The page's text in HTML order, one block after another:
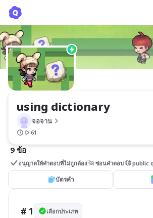
using dictionary
จอจาน
61
9 ข้อ
อนุญาตให้คำตอบที่ไม่ถูกต้อง ซ่อนคำตอบ public
บัตรคำ
# 1 เลือกประเภท